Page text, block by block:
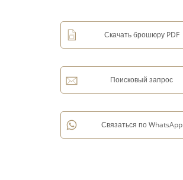
Скачать брошюру PDF
Поисковый запрос
Связаться по WhatsApp